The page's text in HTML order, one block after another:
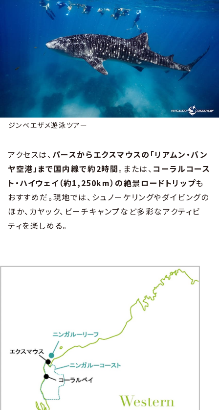
ジンベエザメ遊泳ツアー
アクセスは、 パースからエクスマウスの「リアムン・バン
ヤ空港」まで国内線で約2時間。または、 コーラルコース
ト・ハイウェイ（約1,250km）の絶景ロードトリップも
おすすめだ。現地では、シュノーケリングやダイビングの
ほか、カヤック、ビーチキャンプなど多彩なアクティビ
ティを楽しめる。